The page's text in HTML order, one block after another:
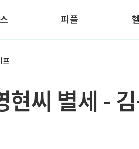
피플
프
현씨 별세 -